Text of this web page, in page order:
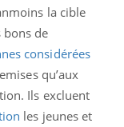
la cible
bons de
considérées
qu’aux
Ils excluent
les jeunes et